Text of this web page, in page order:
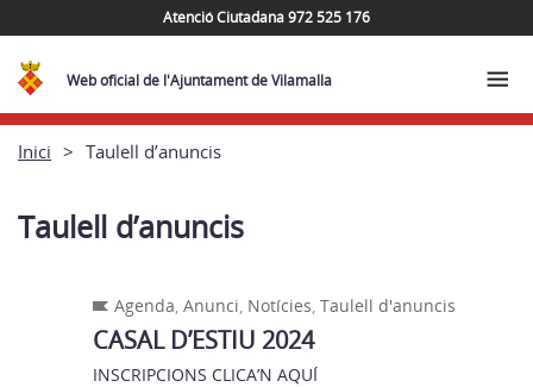
Atenció Ciutadana 972 525 176
Web oficial de l'Ajuntament de Vilamalla
Inici Taulell d’anuncis
Taulell d’anuncis
Agenda,Anunci, Notícies,Taulell d'anuncis
CASAL D’ESTIU 2024
INSCRIPCIONS CLICA’N AQUÍ